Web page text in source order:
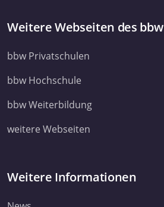
Weitere Webseiten des bbw
bbw Privatschulen
bbw Hochschule
bbw Weiterbildung
weitere Webseiten
Weitere Informationen